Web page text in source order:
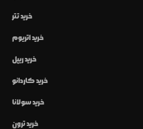
خرید تتر
خرید اتریوم
خرید ریپل
خرید کاردانو
خرید سولانا
خرید ترون